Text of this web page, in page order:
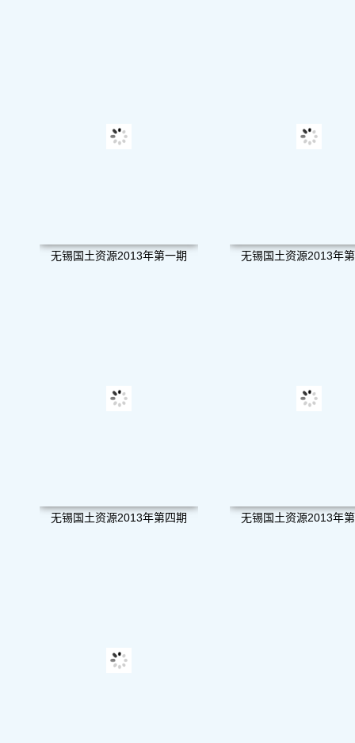
无锡国土资源2013年第一期 无锡国土资源2013年
无锡国土资源2013年第四期 无锡国土资源2013年